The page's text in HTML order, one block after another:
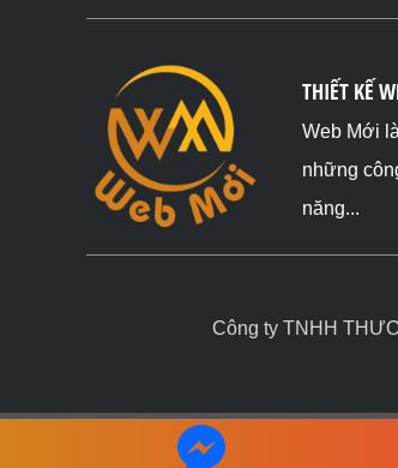
THIẾT KẾ
Web Mới
những
năng...
Công ty TNHH